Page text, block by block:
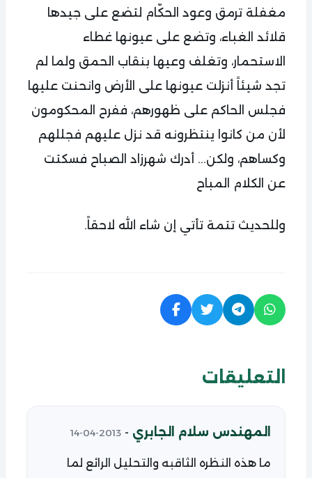
مغفلة ترمق وعود الحكّام لتضع على جيدها
قلائد الغباء، وتضع على عيونها غطاء
الاستحمار، وتغلف وعيها بنقاب الحمق ولما لم
تجد شيئاً أنزلت عيونها على الأرض وانحنت عليها
فجلس الحاكم على ظهورهم، ففرح المحكومون
لأن من كانوا ينتظرونه قد نزل عليهم فجللهم
وكساهم، ولكن... أدرك شهرزاد الصباح فسكتت
عن الكلام المباح
وللحديث تتمة تأتي إن شاء الله لاحقاً.
التعليقات
المهندس سلام الجابري -
2013-04-14
ما هذه النظره الثاقبه والتحليل الرائع لما